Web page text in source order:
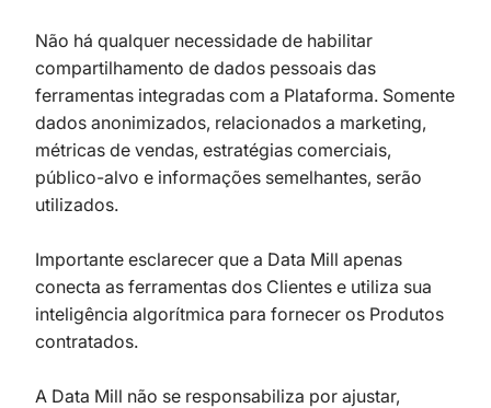
Não há qualquer necessidade de habilitar
compartilhamento de dados pessoais das
ferramentas integradas com a Plataforma. Somente
dados anonimizados, relacionados a marketing,
métricas de vendas, estratégias comerciais,
público-alvo e informações semelhantes, serão
utilizados.
Importante esclarecer que a Data Mill apenas
conecta as ferramentas dos Clientes e utiliza sua
inteligência algorítmica para fornecer os Produtos
contratados.
A Data Mill não se responsabiliza por ajustar,